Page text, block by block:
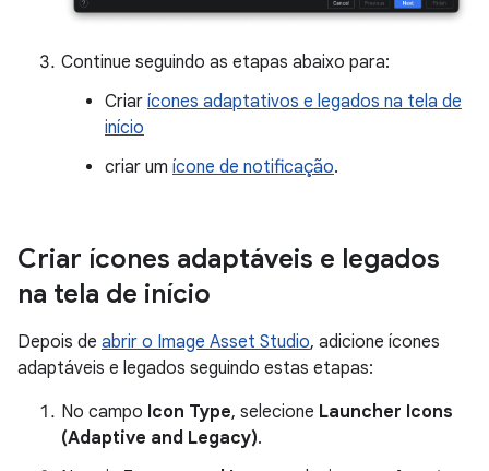
Continue seguindo as etapas abaixo para:
Criar ícones adaptativos e legados na tela de
início
criar um ícone de notificação.
Criar ícones adaptáveis e legados
na tela de início
Depois de abrir o Image Asset Studio, adicione ícones
adaptáveis e legados seguindo estas etapas:
No campo Icon Type, selecione Launcher Icons
(Adaptive and Legacy).